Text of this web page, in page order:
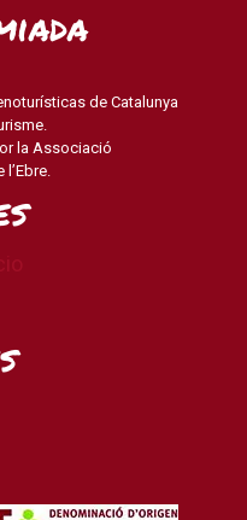
de Catalunya
la Associació